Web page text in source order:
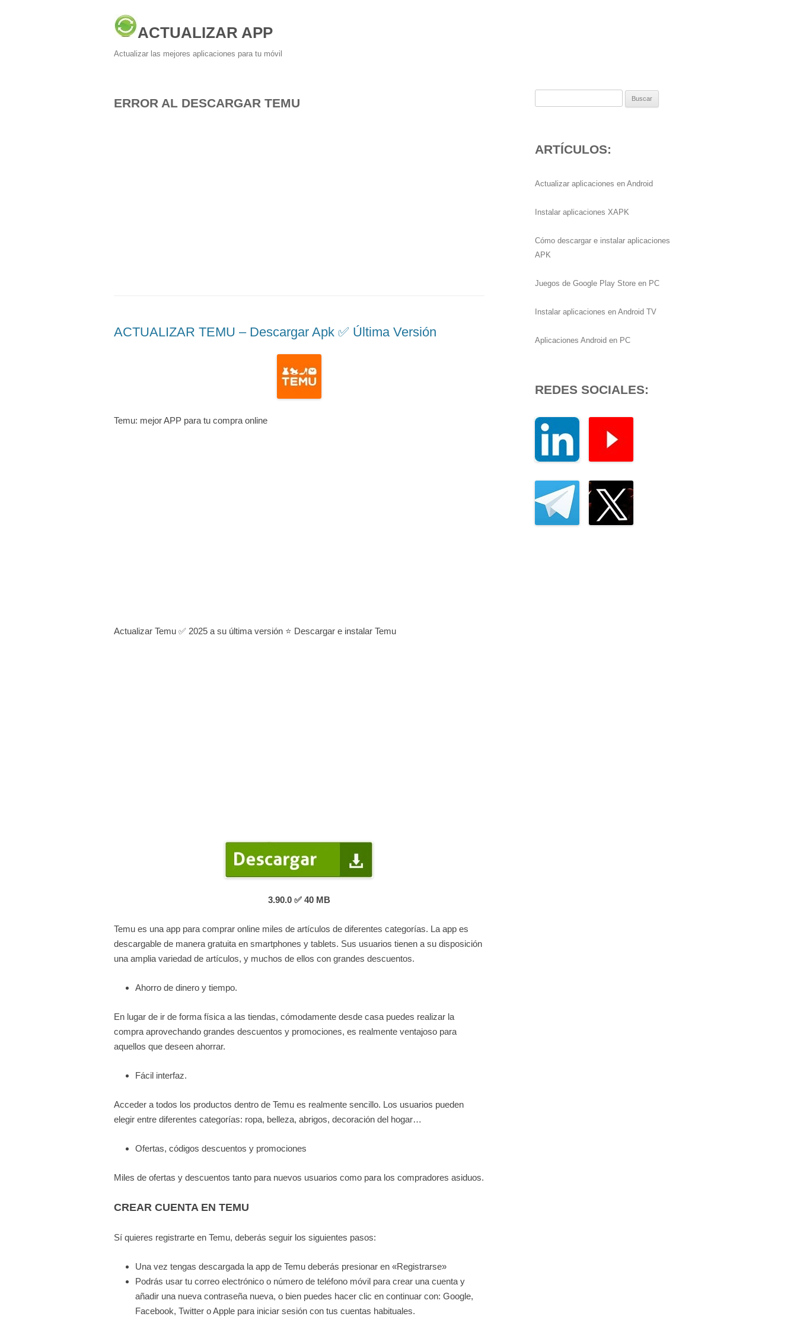
ACTUALIZAR APP
Actualizar las mejores aplicaciones para tu móvil
ERROR AL DESCARGAR TEMU
ACTUALIZAR TEMU – Descargar Apk ✅️ Última Versión
Temu: mejor APP para tu compra online
Actualizar Temu ✅ 2025 a su última versión ⭐ Descargar e instalar Temu
3.90.0 ✅ 40 MB
Temu es una app para comprar online miles de artículos de diferentes categorías. La app es
descargable de manera gratuita en smartphones y tablets. Sus usuarios tienen a su disposición
una amplia variedad de artículos, y muchos de ellos con grandes descuentos.
Ahorro de dinero y tiempo.
En lugar de ir de forma física a las tiendas, cómodamente desde casa puedes realizar la
compra aprovechando grandes descuentos y promociones, es realmente ventajoso para
aquellos que deseen ahorrar.
Fácil interfaz.
Acceder a todos los productos dentro de Temu es realmente sencillo. Los usuarios pueden
elegir entre diferentes categorías: ropa, belleza, abrigos, decoración del hogar…
Ofertas, códigos descuentos y promociones
Miles de ofertas y descuentos tanto para nuevos usuarios como para los compradores asiduos.
CREAR CUENTA EN TEMU
Sí quieres registrarte en Temu, deberás seguir los siguientes pasos:
Una vez tengas descargada la app de Temu deberás presionar en «Registrarse»
Podrás usar tu correo electrónico o número de teléfono móvil para crear una cuenta y
añadir una nueva contraseña nueva, o bien puedes hacer clic en continuar con: Google,
Facebook, Twitter o Apple para iniciar sesión con tus cuentas habituales.
ARTÍCULOS:
Actualizar aplicaciones en Android
Instalar aplicaciones XAPK
Cómo descargar e instalar aplicaciones
APK
Juegos de Google Play Store en PC
Instalar aplicaciones en Android TV
Aplicaciones Android en PC
REDES SOCIALES: